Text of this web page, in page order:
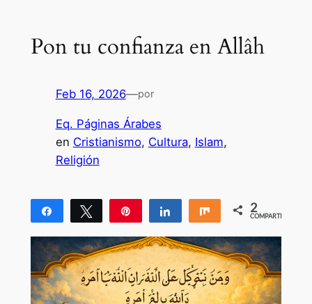
Pon tu confianza en Allâh
Feb 16, 2026—por
Eq. Páginas Árabes
en Cristianismo, Cultura, Islam
Religión
Compartir Twittear Compartir Compartir
2
COMPARTIR